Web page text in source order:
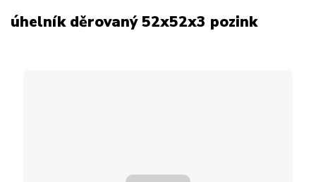
úhelník děrovaný 52x52x3 pozink